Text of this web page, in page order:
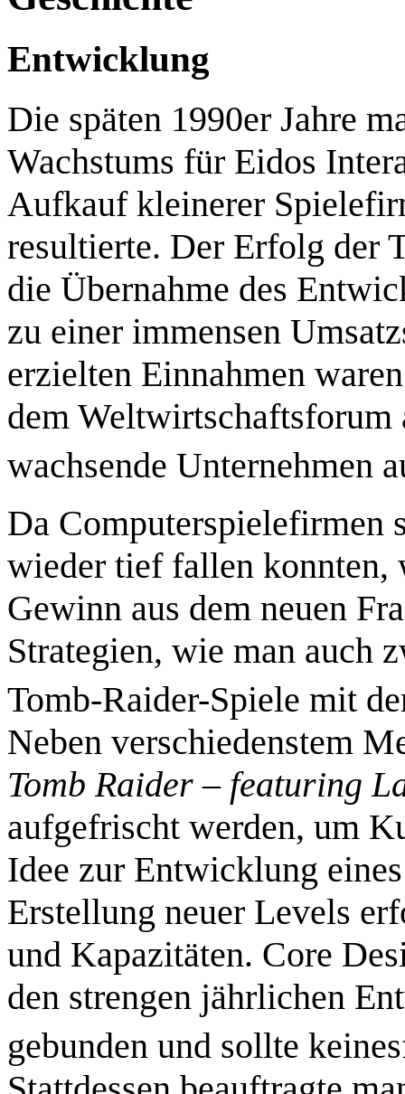
Entwicklung
Die späten 1990er Jahre
Wachstums für Eidos
Aufkauf kleinerer
resultierte. Der Erfolg der
die Übernahme des
zu einer immensen
erzielten Einnahmen
dem Weltwirtschaftsforum
wachsende Unternehmen
Da Computerspielefirmen
wieder tief fallen konnten,
Gewinn aus dem neuen
Strategien, wie man auch
Tomb-Raider-Spiele mit
Neben verschiedenstem
Tomb Raider – featuring
aufgefrischt werden, um
Idee zur Entwicklung
Erstellung neuer Levels
und Kapazitäten. Core
den strengen jährlichen
gebunden und sollte